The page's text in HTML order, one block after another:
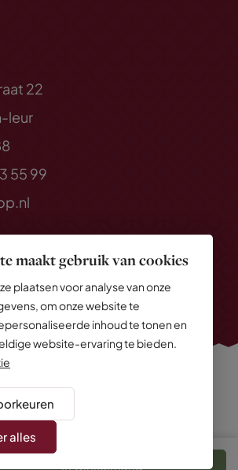
maakt gebruik van cookies
plaatsen voor analyse van onze
om onze website te
inhoud te tonen en
website-ervaring te bieden.
alles
In winkelmand
22
leur
55 99
voorwaarden